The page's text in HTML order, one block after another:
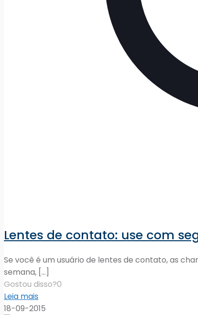
Lentes de contato: use com
Se você é um usuário de lentes de contato, as
semana, […]
Gostou disso?0
Leia mais
18-09-2015